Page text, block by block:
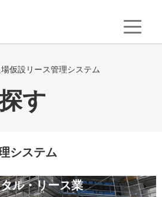
場仮設リース管理システム
す
システム
ル・リース業